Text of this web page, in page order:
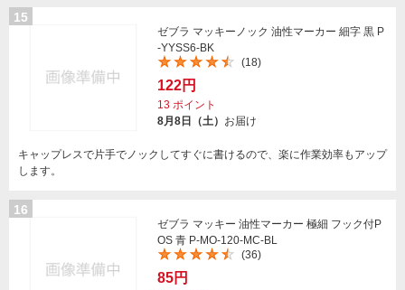
15
ゼブラ マッキーノック 油性マーカー 細字 黒 P
-YYSS6-BK
(18)
122円
13 ポイント
8月8日（土） お届け
キャップレスで片手でノックしてすぐに書けるので、楽に作業効率もアップ
します。
16
ゼブラ マッキー 油性マーカー 極細 フック付P
OS 青 P-MO-120-MC-BL
(36)
85円